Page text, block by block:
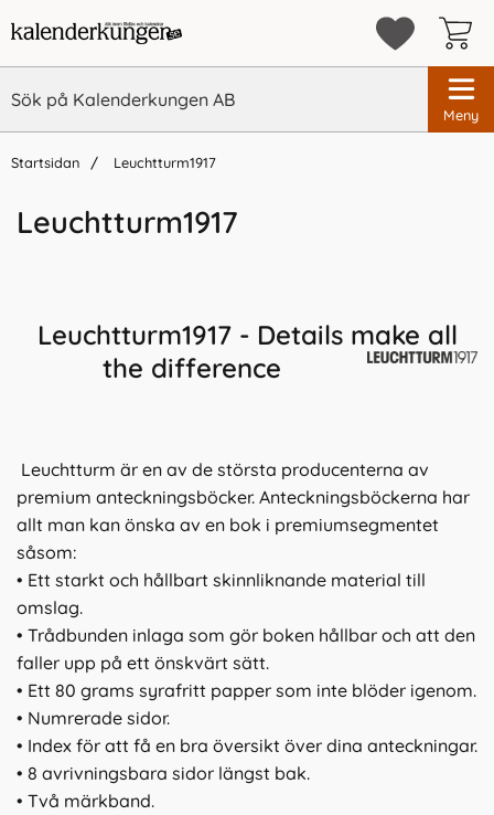
Meny
Startsidan Leuchtturm1917
Leuchtturm1917
Leuchtturm1917 - Details make all
the difference
Leuchtturm är en av de största producenterna av
premium anteckningsböcker. Anteckningsböckerna har
allt man kan önska av en bok i premiumsegmentet
såsom:
• Ett starkt och hållbart skinnliknande material till
omslag.
• Trådbunden inlaga som gör boken hållbar och att den
faller upp på ett önskvärt sätt.
• Ett 80 grams syrafritt papper som inte blöder igenom.
• Numrerade sidor.
• Index för att få en bra översikt över dina anteckningar.
• 8 avrivningsbara sidor längst bak.
• Två märkband.